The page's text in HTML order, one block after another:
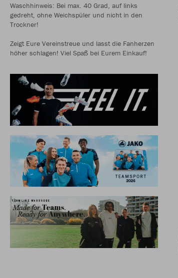
Waschhinweis: Bei max. 40 Grad, auf links
gedreht, ohne Weichspüler und nicht in den
Trockner!
Zeigt Eure Vereinstreue und lasst die Fanherzen
höher schlagen! Viel Spaß bei Eurem Einkauf!